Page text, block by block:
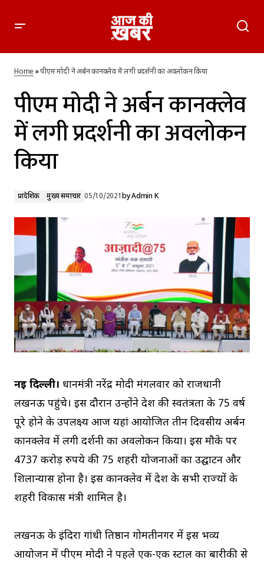
पीएम मोदी ने अर्बन कानक्लेव में लगी प्रदर्शनी का अवलोकन किया
Home»पीएम मोदी ने अर्बन कानक्लेव में लगी प्रदर्शनी का अवलोकन किया
पीएम मोदी ने अर्बन कानक्लेव
में लगी प्रदर्शनी का अवलोकन
किया
प्रादेशिक मुख्य समाचार 05/10/2021byAdmin K
नई दिल्ली। प्रधानमंत्री नरेंद्र मोदी मंगलवार को राजधानी
लखनऊ पहुंचे। इस दौरान उन्होंने देश की स्वतंत्रता के 75 वर्ष
पूरे होने के उपलक्ष्य आज यहां आयोजित तीन दिवसीय अर्बन
कानक्लेव में लगी प्रदर्शनी का अवलोकन किया। इस मौके पर
4737 करोड़ रुपये की 75 शहरी योजनाओं का उद्घाटन और
शिलान्यास होना है। इस कानक्लेव में देश के सभी राज्यों के
शहरी विकास मंत्री शामिल है।
लखनऊ के इंदिरा गांधी प्रतिष्ठान गोमतीनगर में इस भव्य
आयोजन में पीएम मोदी ने पहले एक-एक स्टाल का बारीकी से